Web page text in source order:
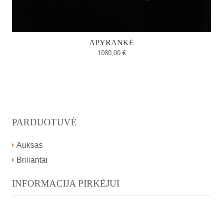
APYRANKĖ
1080,00 €
PARDUOTUVĖ
Auksas
Briliantai
INFORMACIJA PIRKĖJUI